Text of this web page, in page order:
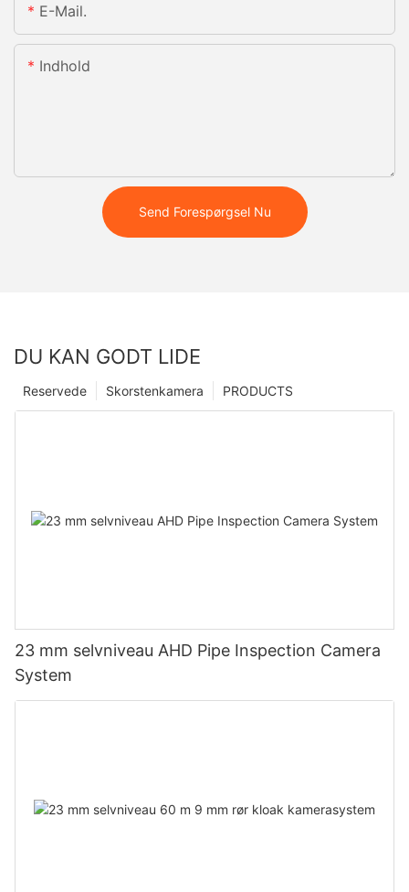
E-Mail.
Indhold
Send Forespørgsel Nu
DU KAN GODT LIDE
PRODUCTS
Skorstenkamera
Reservede
23 mm selvniveau AHD Pipe Inspection Camera
System